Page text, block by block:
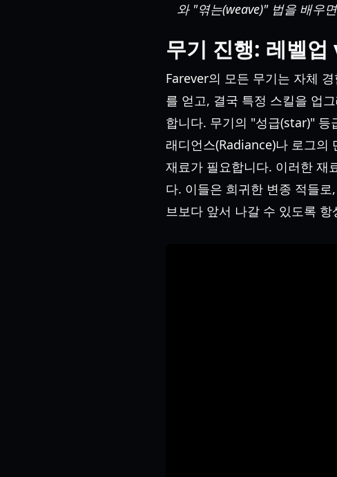
와 "엮는(weave)" 법을 배우
무기 진행: 레벨
Farever의 모든 무기는 자체
를 얻고, 결국 특정 스킬을 업
합니다. 무기의 "성급(star)" 등
래디언스(Radiance)나 로그의
재료가 필요합니다. 이러한
다. 이들은 희귀한 변종 적들
브보다 앞서 나갈 수 있도록